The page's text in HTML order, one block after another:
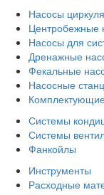
Насосы
Центробежные
Насосы для
Дренажные
Фекальные
Насосные
Системы
Системы
Фанкойлы
Инструменты
Расходные